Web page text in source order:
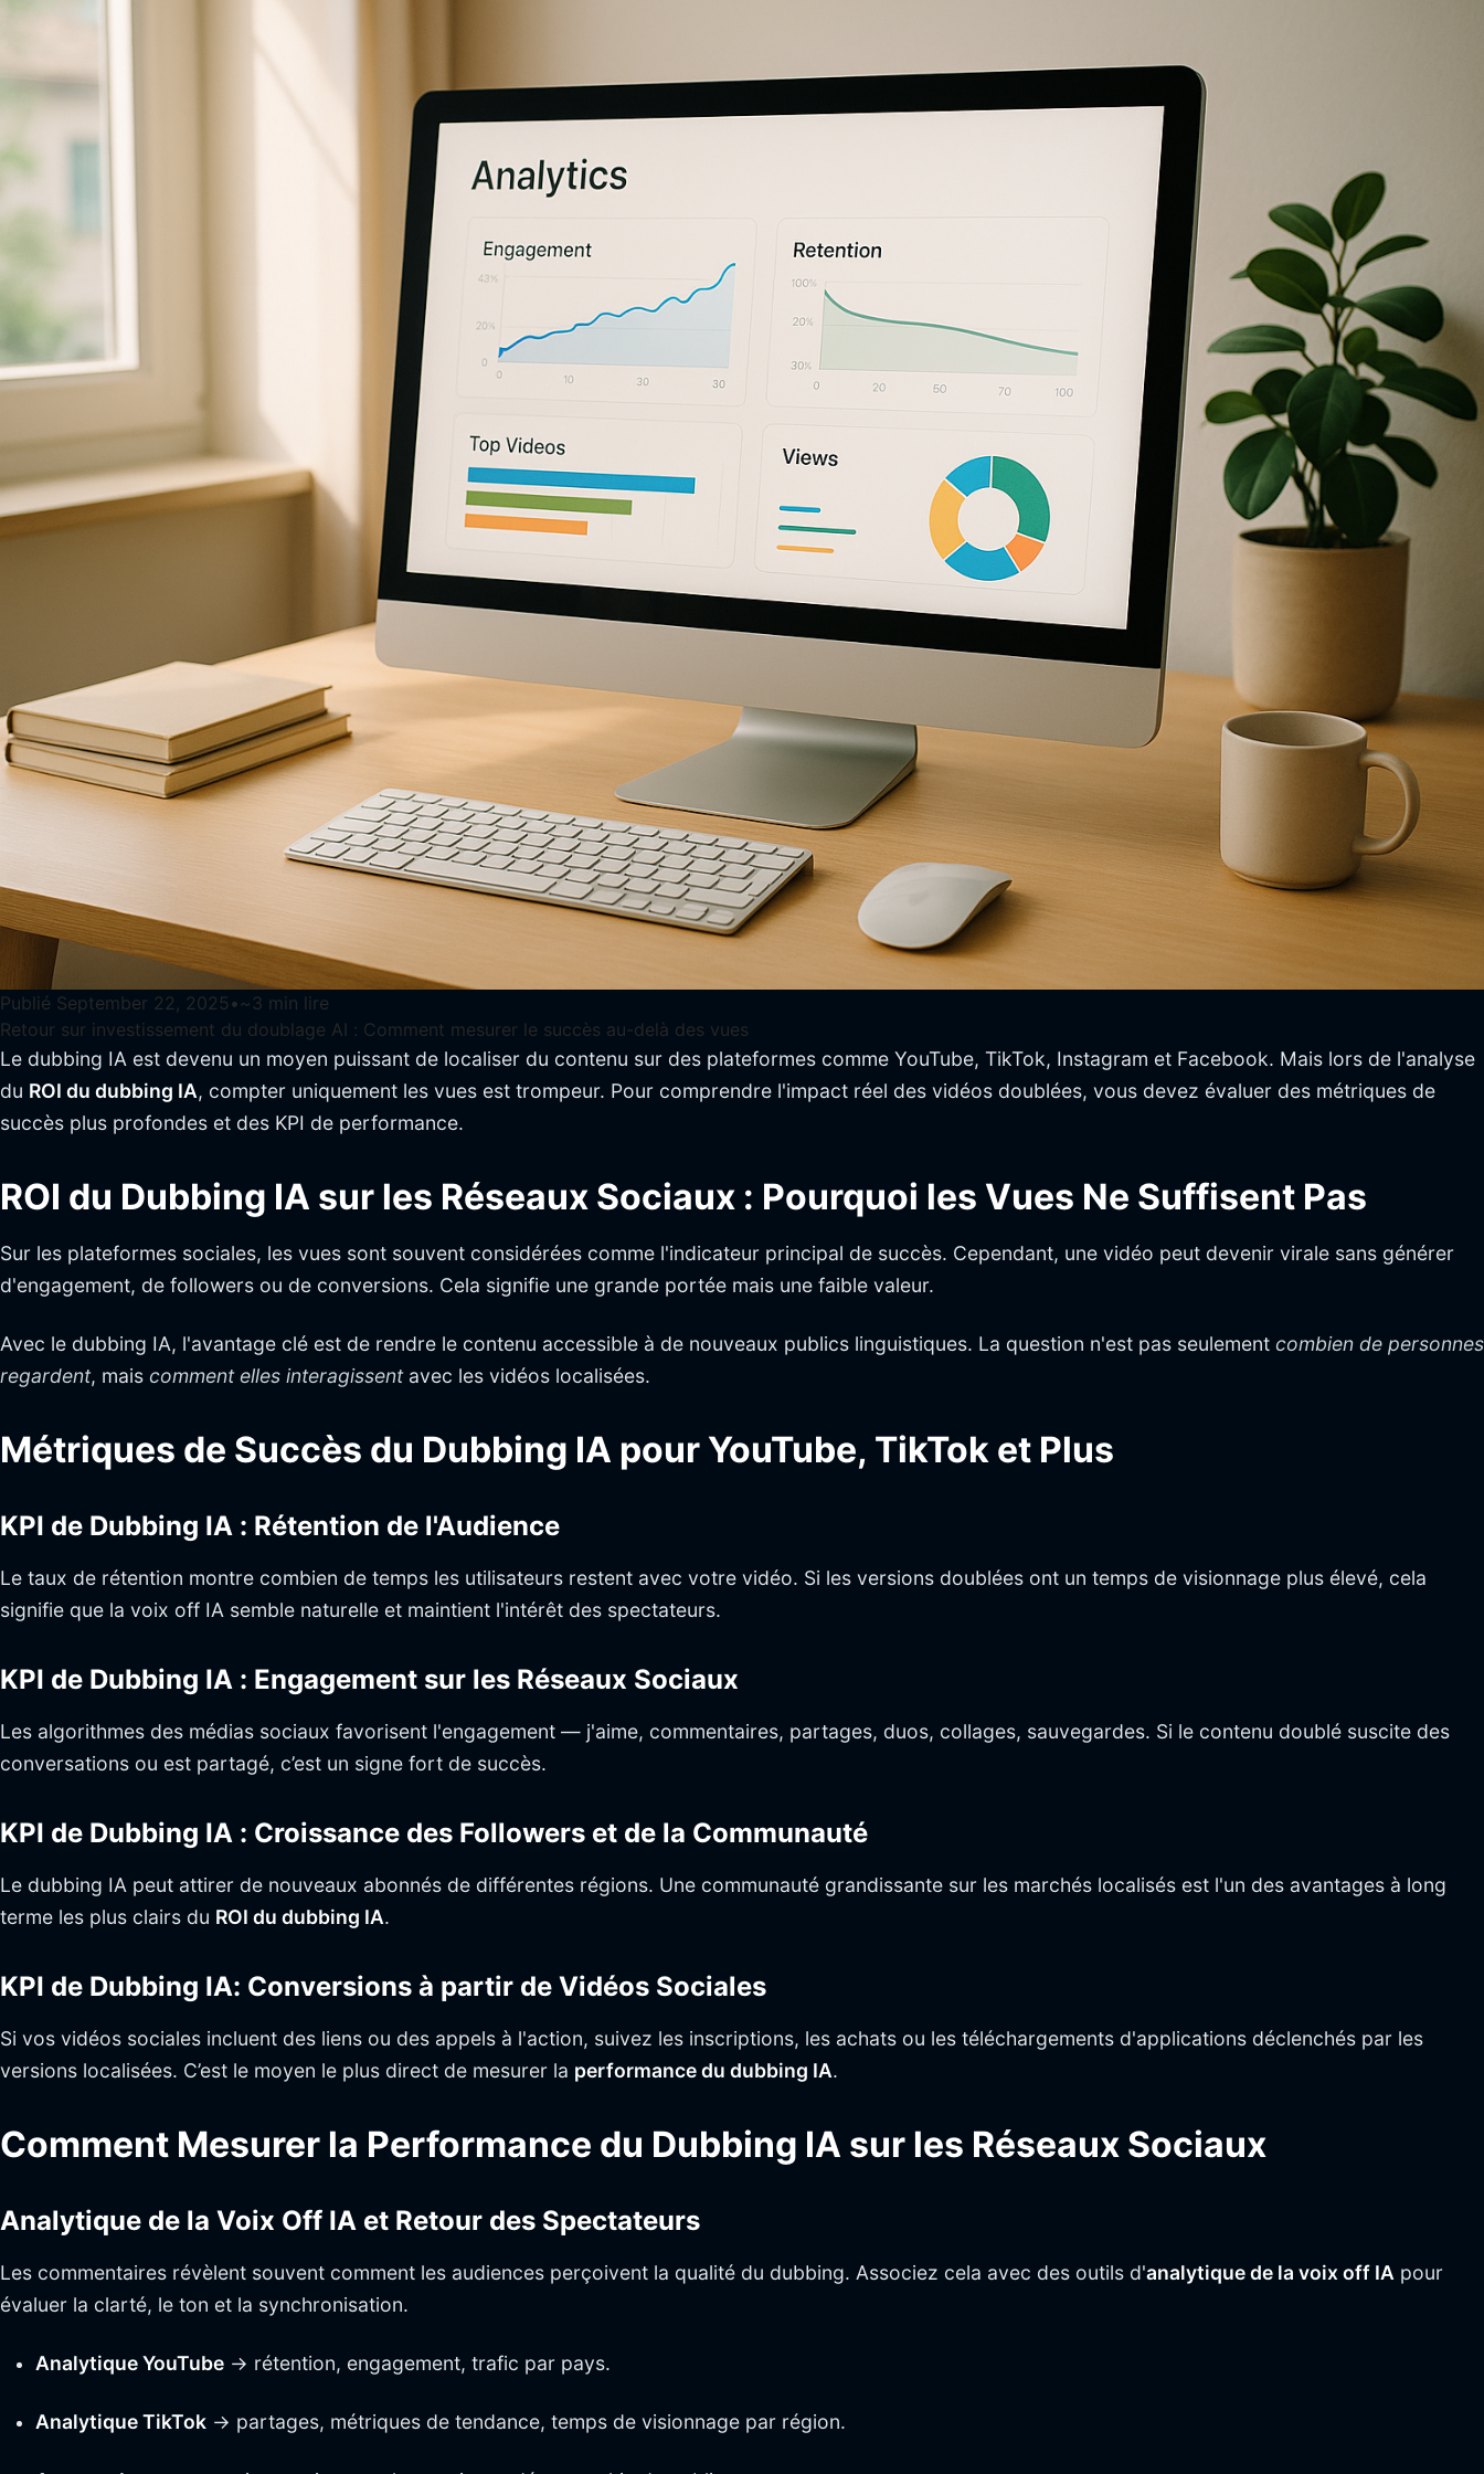
Publié September 22, 2025 • ~3 min lire
Retour sur investissement du doublage AI : Comment mesurer le succès au-delà des vues
Le dubbing IA est devenu un moyen puissant de localiser du contenu sur des plateformes comme YouTube, TikTok, Instagram et Facebook. Mais lors de l'analyse
du ROI du dubbing IA, compter uniquement les vues est trompeur. Pour comprendre l'impact réel des vidéos doublées, vous devez évaluer des métriques de
succès plus profondes et des KPI de performance.
ROI du Dubbing IA sur les Réseaux Sociaux : Pourquoi les Vues Ne Suffisent Pas
Sur les plateformes sociales, les vues sont souvent considérées comme l'indicateur principal de succès. Cependant, une vidéo peut devenir virale sans générer
d'engagement, de followers ou de conversions. Cela signifie une grande portée mais une faible valeur.
Avec le dubbing IA, l'avantage clé est de rendre le contenu accessible à de nouveaux publics linguistiques. La question n'est pas seulement combien de personnes
regardent, mais comment elles interagissentavec les vidéos localisées.
Métriques de Succès du Dubbing IA pour YouTube, TikTok et Plus
KPI de Dubbing IA : Rétention de l'Audience
Le taux de rétention montre combien de temps les utilisateurs restent avec votre vidéo. Si les versions doublées ont un temps de visionnage plus élevé, cela
signifie que la voix off IA semble naturelle et maintient l'intérêt des spectateurs.
KPI de Dubbing IA : Engagement sur les Réseaux Sociaux
Les algorithmes des médias sociaux favorisent l'engagement — j'aime, commentaires, partages, duos, collages, sauvegardes. Si le contenu doublé suscite des
conversations ou est partagé, c’est un signe fort de succès.
KPI de Dubbing IA : Croissance des Followers et de la Communauté
Le dubbing IA peut attirer de nouveaux abonnés de différentes régions. Une communauté grandissante sur les marchés localisés est l'un des avantages à long
terme les plus clairs du ROI du dubbing IA.
KPI de Dubbing IA: Conversions à partir de Vidéos Sociales
Si vos vidéos sociales incluent des liens ou des appels à l'action, suivez les inscriptions, les achats ou les téléchargements d'applications déclenchés par les
versions localisées. C’est le moyen le plus direct de mesurer la performance du dubbing IA.
Comment Mesurer la Performance du Dubbing IA sur les Réseaux Sociaux
Analytique de la Voix Off IA et Retour des Spectateurs
Les commentaires révèlent souvent comment les audiences perçoivent la qualité du dubbing. Associez cela avec des outils d'analytique de la voix off IA pour
évaluer la clarté, le ton et la synchronisation.
Analytique YouTube → rétention, engagement, trafic par pays.
Analytique TikTok → partages, métriques de tendance, temps de visionnage par région.